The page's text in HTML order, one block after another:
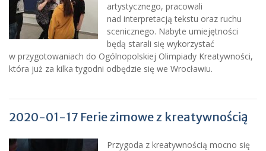
artystycznego, pracowali
nad interpretacją tekstu oraz ruchu
scenicznego. Nabyte umiejętności
będą starali się wykorzystać
w przygotowaniach do Ogólnopolskiej Olimpiady Kreatywności,
która już za kilka tygodni odbędzie się we Wrocławiu.
2020-01-17 Ferie zimowe z kreatywnością
Przygoda z kreatywnością mocno się